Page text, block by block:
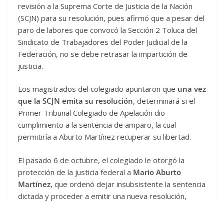
revisión a la Suprema Corte de Justicia de la Nación
(SCJN) para su resolución, pues afirmó que a pesar del
paro de labores que convocó la Sección 2 Toluca del
Sindicato de Trabajadores del Poder Judicial de la
Federación, no se debe retrasar la impartición de
justicia.
Los magistrados del colegiado apuntaron que una vez
que la SCJN emita su resolución, determinará si el
Primer Tribunal Colegiado de Apelación dio
cumplimiento a la sentencia de amparo, la cual
permitiría a Aburto Martínez recuperar su libertad.
El pasado 6 de octubre, el colegiado le otorgó la
protección de la justicia federal a Mario Aburto
Martínez, que ordenó dejar insubsistente la sentencia
dictada y proceder a emitir una nueva resolución,